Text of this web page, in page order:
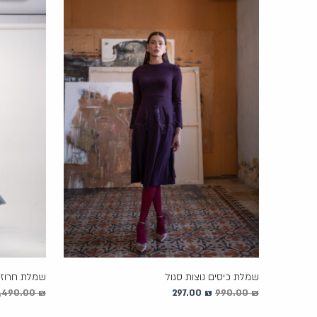
שמלת כיסים נוצות סגול
990.00₪
297.00 ₪
שמלת
₪